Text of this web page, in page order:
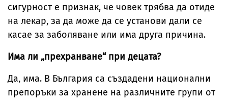
сигурност е признак, че човек трябва да отиде
на лекар, за да може да се установи дали се
касае за заболяване или има друга причина.
Има ли „прехранване“ при децата?
Да, има. В България са създадени национални
препоръки за хранене на различните групи от